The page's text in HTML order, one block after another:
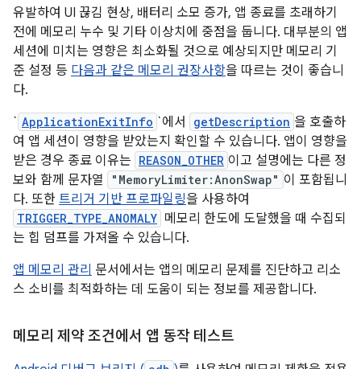
유발하여 UI 끊김 현상, 배터리 소모 증가, 앱 종료를 초래하기
전에 메모리 누수 및 기타 이상치에 중점을 둡니다. 대부분의 앱
세션에 미치는 영향은 최소화될 것으로 예상되지만 메모리 기
준 설정 등 다음과 같은 메모리 권장사항을 따르는 것이 좋습니
다.
` ApplicationExitInfo `에서 getDescription 을 호출하
여 앱 세션이 영향을 받았는지 확인할 수 있습니다. 앱이 영향을
받은 경우 종료 이유는 REASON_OTHER 이고 설명에는 다른 정
보와 함께 문자열
"MemoryLimiter:AnonSwap" 이 포함됩니
다. 또한 트리거 기반 프로파일링을 사용하여
TRIGGER_TYPE_ANOMALY 메모리 한도에 도달했을 때 수집되
는 힙 덤프를 가져올 수 있습니다.
앱 메모리 관리 문서에서는 앱의 메모리 문제를 진단하고 리소
스 소비를 최적화하는 데 도움이 되는 정보를 제공합니다.
메모리 제약 조건에서 앱 동작 테스트